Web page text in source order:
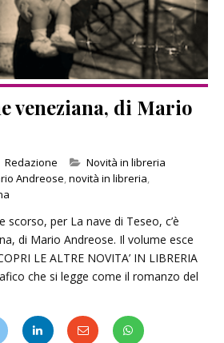
veneziana, di Mario
Redazione Categories
Novità in libreria
Andreose,novità in libreria,
scorso, per La nave di Teseo, c’è
di Mario Andreose. Il volume esce
LE ALTRE NOVITA’ IN LIBRERIA
che si legge come il romanzo del